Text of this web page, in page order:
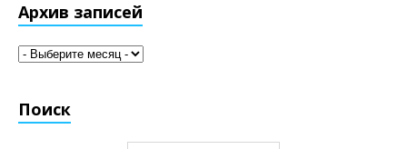
Архив записей
Поиск